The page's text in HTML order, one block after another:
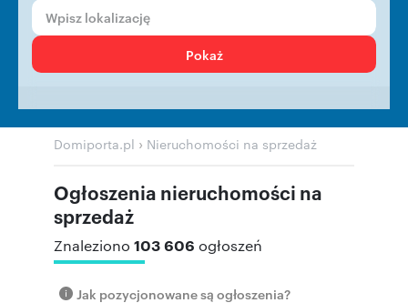
Pokaż
Domiporta.pl › Nieruchomości na sprzedaż
Ogłoszenia nieruchomości na
sprzedaż
Znaleziono 103 606 ogłoszeń
Jak pozycjonowane są ogłoszenia?